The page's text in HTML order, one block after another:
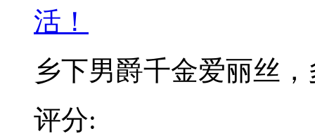
活！
乡下男爵千金爱丽丝，
评分: